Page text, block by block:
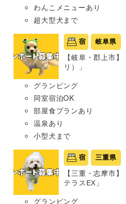
わんこメニューあり
超大型犬まで
宿 岐阜県
【岐阜・郡上市
リ）」
グランピング
同室宿泊OK
部屋食プランあり
温泉あり
小型犬まで
宿 三重県
【三重・志摩市
テラスEX」
グランピング